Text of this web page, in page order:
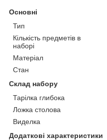
Основні
Тип
Кількість предметів в
наборі
Матеріал
Стан
Склад набору
Тарілка глибока
Ложка столова
Виделка
Додаткові характеристики